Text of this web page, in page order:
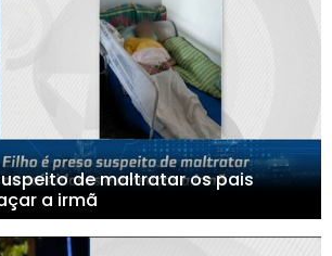
de maltratar os pais
a irmã